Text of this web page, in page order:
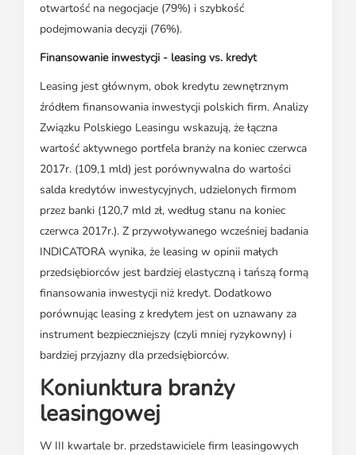
otwartość na negocjacje (79%) i szybkość
podejmowania decyzji (76%).
Finansowanie inwestycji - leasing vs. kredyt
Leasing jest głównym, obok kredytu zewnętrznym
źródłem finansowania inwestycji polskich firm. Analizy
Związku Polskiego Leasingu wskazują, że łączna
wartość aktywnego portfela branży na koniec czerwca
2017r. (109,1 mld) jest porównywalna do wartości
salda kredytów inwestycyjnych, udzielonych firmom
przez banki (120,7 mld zł, według stanu na koniec
czerwca 2017r.). Z przywoływanego wcześniej badania
INDICATORA wynika, że leasing w opinii małych
przedsiębiorców jest bardziej elastyczną i tańszą formą
finansowania inwestycji niż kredyt. Dodatkowo
porównując leasing z kredytem jest on uznawany za
instrument bezpieczniejszy (czyli mniej ryzykowny) i
bardziej przyjazny dla przedsiębiorców.
Koniunktura branży
leasingowej
W III kwartale br. przedstawiciele firm leasingowych